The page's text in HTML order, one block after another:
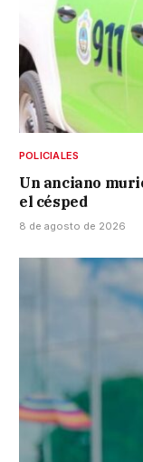
POLICIALES
Un anciano
el césped
8 de agosto de 2026